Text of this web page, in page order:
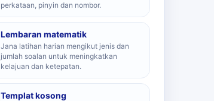
perkataan, pinyin dan nombor.
Lembaran matematik
Jana latihan harian mengikut jenis dan
jumlah soalan untuk meningkatkan
kelajuan dan ketepatan.
Templat kosong